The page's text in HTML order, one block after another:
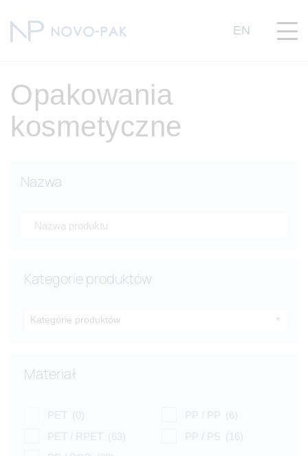
EN
Opakowania
kosmetyczne
Nazwa
Kategorie produktów
Kategorie produktów
Materiał
PET (0)
PET / RPET (63)
PP / PP (6)
PP / PS (16)